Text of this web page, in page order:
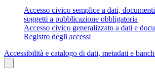
Accesso civico semplice a dati,
soggetti a pubblicazione obbligatoria
Accesso civico generalizzato a dati e
Registro degli accessi
Accessibilità e catalogo di dati, metadati e